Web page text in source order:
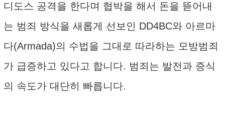
디도스 공격을 한다며 협박을 해서 돈을 뜯어내
는 범죄 방식을 새롭게 선보인 DD4BC와 아르마
다(Armada)의 수법을 그대로 따라하는 모방범죄
가 급증하고 있다고 합니다. 범죄는 발전과 증식
의 속도가 대단히 빠릅니다.